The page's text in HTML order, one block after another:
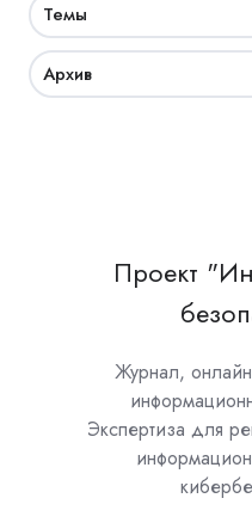
Темы
Архив
Проект
Журнал,
Экспертиза для